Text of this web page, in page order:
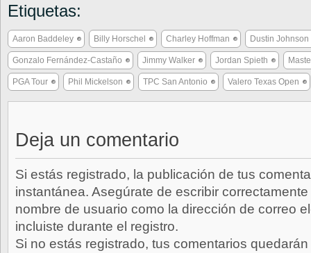
Etiquetas:
Aaron Baddeley Billy Horschel Charley Hoffman Dustin Johnson
Gonzalo Fernández-Castaño Jimmy Walker Jordan Spieth
PGA Tour Phil Mickelson TPC San Antonio Valero Texas Open
Deja un comentario
Si estás registrado, la publicación de tus
instantánea. Asegúrate de escribir
nombre de usuario como la dirección de correo
incluiste durante el registro.
Si no estás registrado, tus comentarios